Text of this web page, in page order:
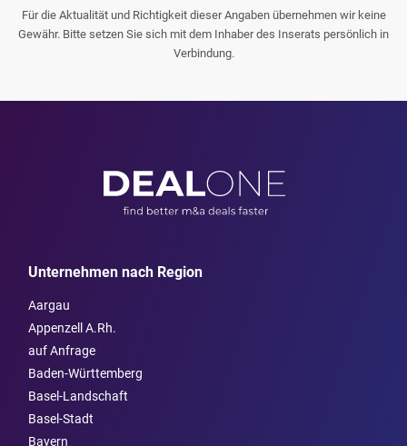
Für die Aktualität und Richtigkeit dieser Angaben übernehmen wir keine
Gewähr. Bitte setzen Sie sich mit dem Inhaber des Inserats persönlich in
Verbindung.
Unternehmen nach Region
Aargau
Appenzell A.Rh.
auf Anfrage
Baden-Württemberg
Basel-Landschaft
Basel-Stadt
Bayern